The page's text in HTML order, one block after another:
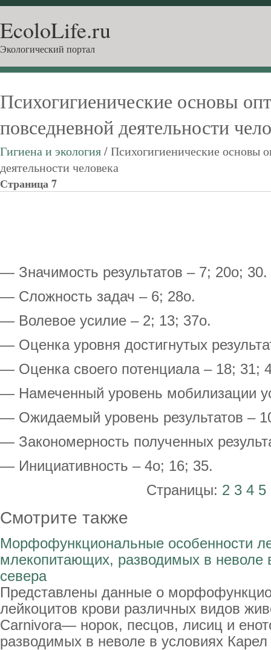
EcoloLife.ru
Экологический портал
Психогигиенические основы
повседневной деятельности
Гигиена и экология/ Психогигиенические основы
деятельности человека
Страница 7
— Значимость результатов – 7; 20о; 30.
— Сложность задач – 6; 28о.
— Волевое усилие – 2; 13; 37о.
— Оценка уровня достигнутых
— Оценка своего потенциала – 18; 31;
— Hамеченный уровень мобилизации
— Ожидаемый уровень результатов –
— Закономерность полученных
— Инициативность – 4о; 16; 35.
Страницы: 2 3 4 5
Смотрите также
Морфофункциональные особенности
млекопитающих, разводимых в неволе
севера
Представлены данные о
лейкоцитов крови различных видов
Carnivora— норок, песцов, лисиц и
разводимых в неволе в условиях